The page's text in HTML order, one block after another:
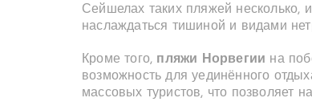
Сейшелах таких пляжей несколько,
наслаждаться тишиной и видами
Кроме того, пляжи Норвегии на
возможность для уединённого
массовых туристов, что позволяет